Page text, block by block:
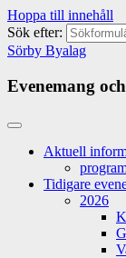
Hoppa till innehåll
Sök efter:
Sörby Byalag
Evenemang
Aktuell
Tidigare
2026